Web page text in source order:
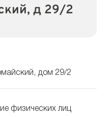
д 29/2
дом 29/2
физических лиц